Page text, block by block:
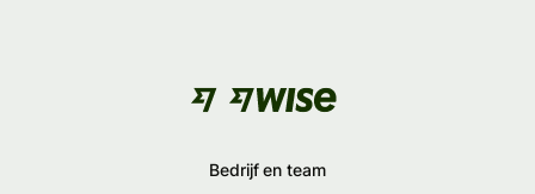
Bedrijf en team